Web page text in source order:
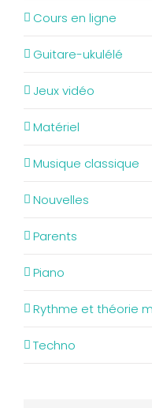
Cours en ligne
Guitare-ukulélé
Jeux vidéo
Matériel
Musique classique
Nouvelles
Parents
Piano
Rythme et théorie
Techno